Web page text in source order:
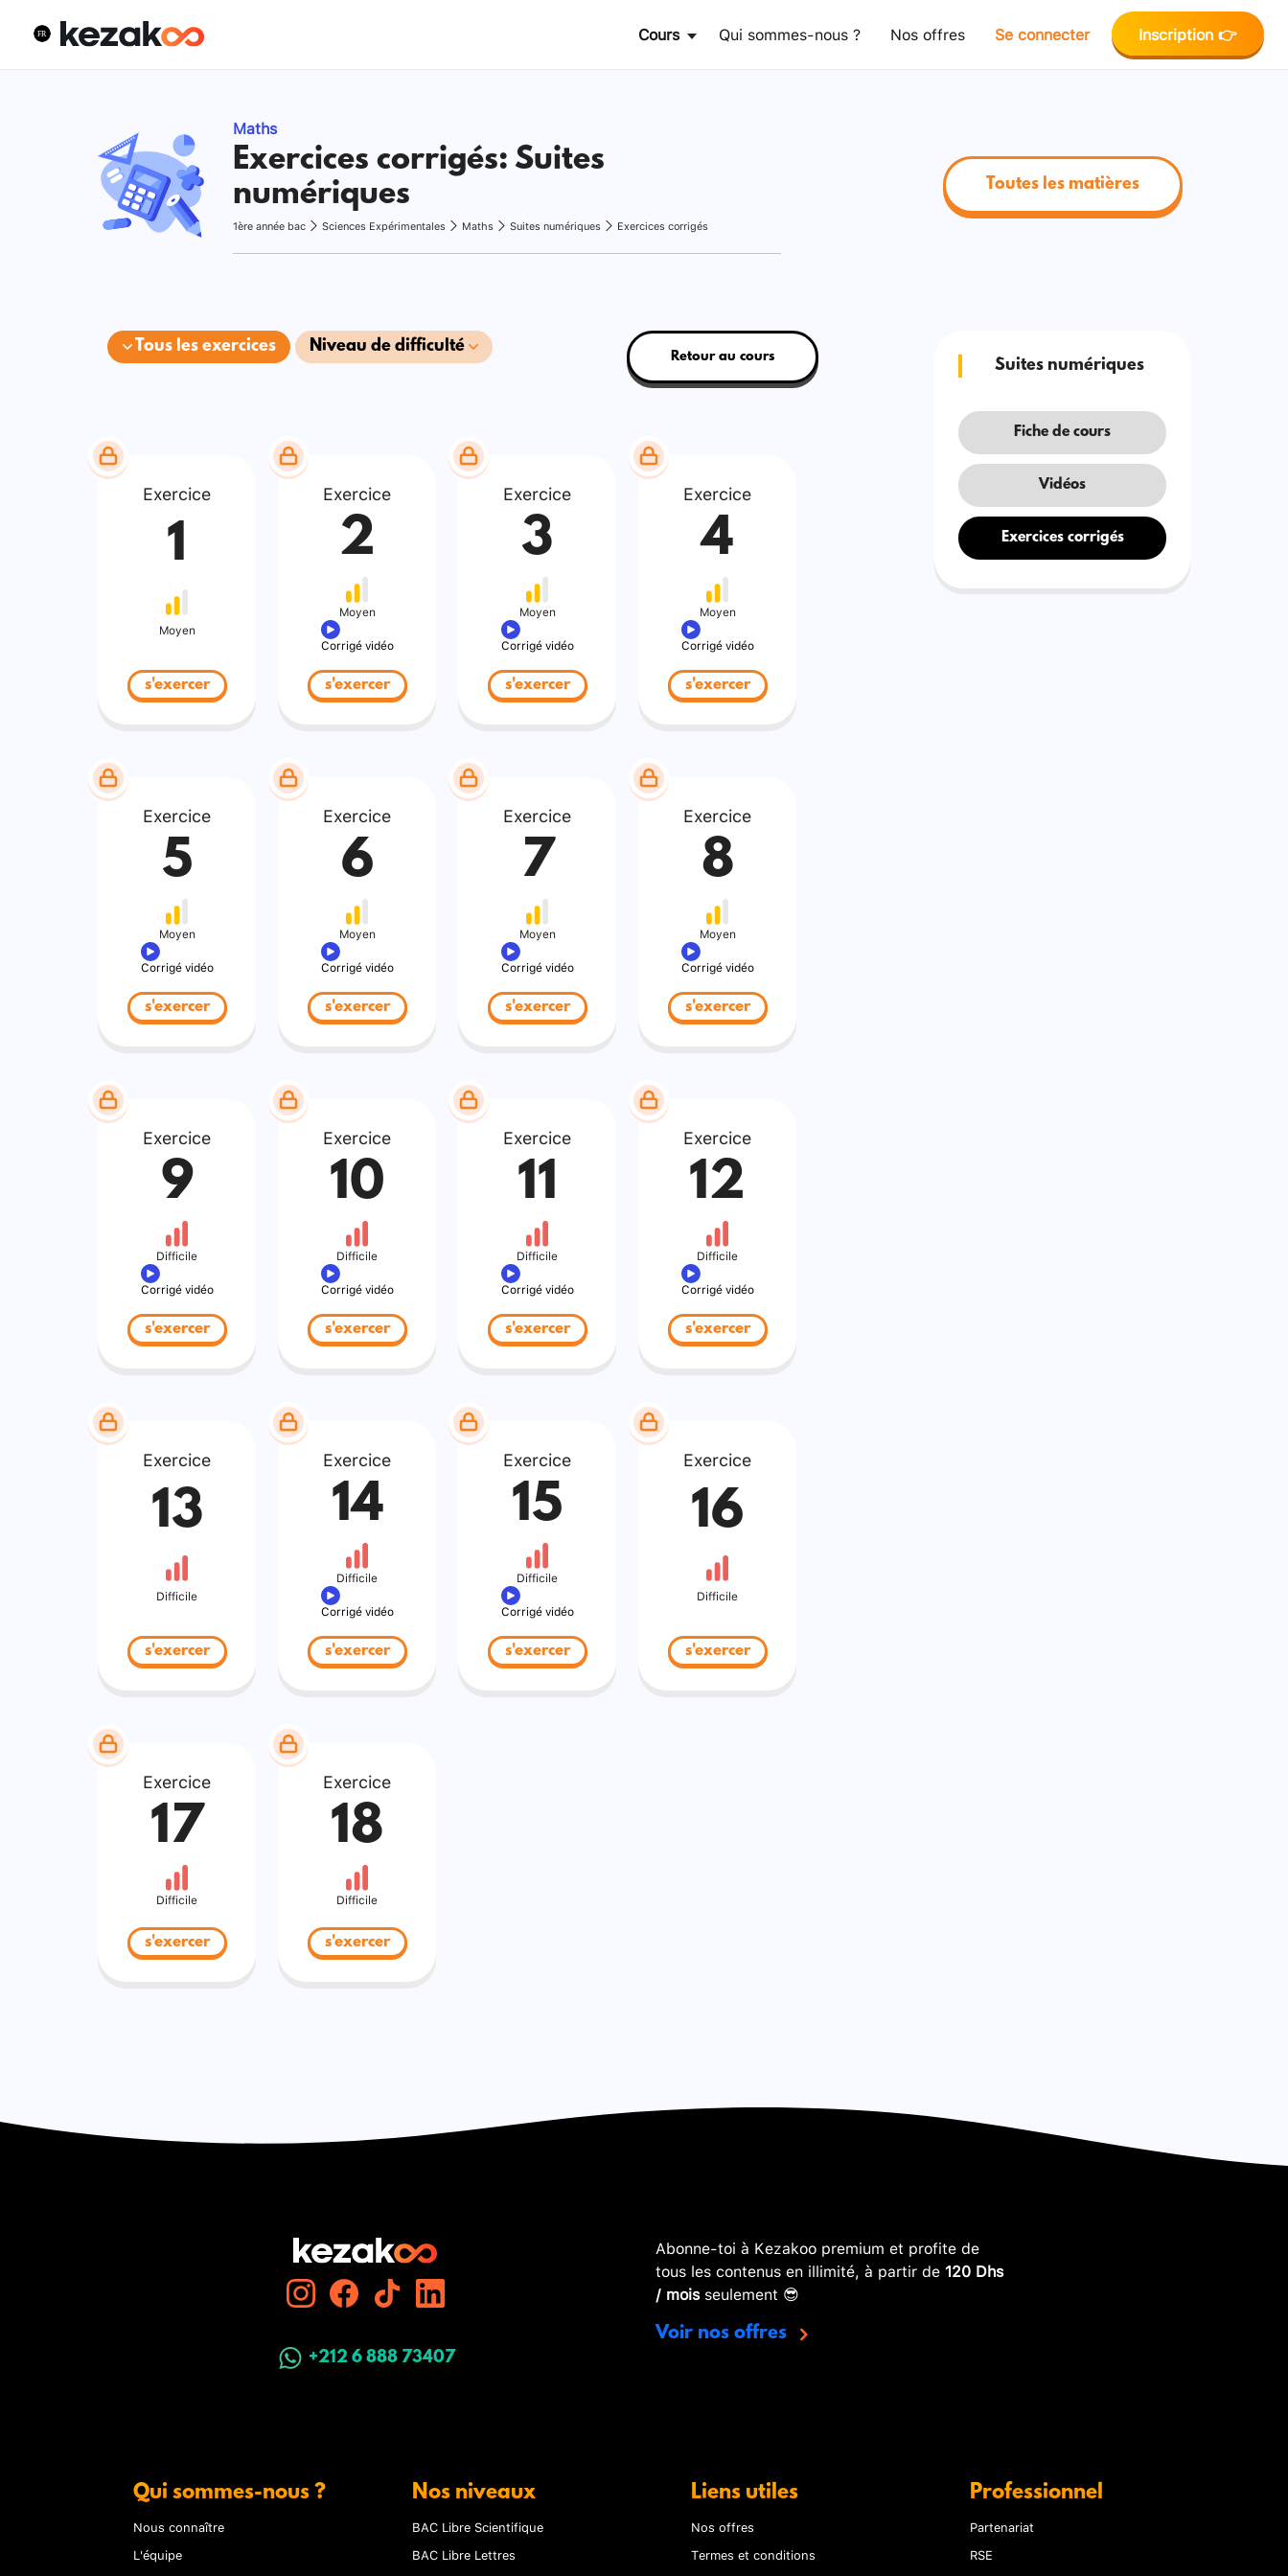
Cours Qui sommes-nous ? Nos offres Se connecter Inscription 👉
Maths
Exercices corrigés: Suites
numériques
1ère année bac Sciences Expérimentales Maths Suites numériques Exercices corrigés
Toutes les matières
Tous les exercices Niveau de difficulté
Retour au cours
Exercice
1
Moyen
s'exercer
Exercice
2
Moyen
Corrigé vidéo
s'exercer
Exercice
3
Moyen
Corrigé vidéo
s'exercer
Exercice
4
Moyen
Corrigé vidéo
s'exercer
Exercice
5
Moyen
Corrigé vidéo
s'exercer
Exercice
6
Moyen
Corrigé vidéo
s'exercer
Exercice
7
Moyen
Corrigé vidéo
s'exercer
Exercice
8
Moyen
Corrigé vidéo
s'exercer
Exercice
9
Difficile
Corrigé vidéo
s'exercer
Exercice
10
Difficile
Corrigé vidéo
s'exercer
Exercice
11
Difficile
Corrigé vidéo
s'exercer
Exercice
12
Difficile
Corrigé vidéo
s'exercer
Exercice
13
Difficile
s'exercer
Exercice
14
Difficile
Corrigé vidéo
s'exercer
Exercice
15
Difficile
Corrigé vidéo
s'exercer
Exercice
16
Difficile
s'exercer
Exercice
17
Difficile
s'exercer
Exercice
18
Difficile
s'exercer
Suites numériques
Fiche de cours
Vidéos
Exercices corrigés
+212 6 888 73407
Abonne-toi à Kezakoo premium et profite de
tous les contenus en illimité, à partir de 120 Dhs
/ moisseulement 😎
Voir nos offres
Qui sommes-nous ?
Nous connaître
L'équipe
Nos niveaux
BAC Libre Scientifique
BAC Libre Lettres
Liens utiles
Nos offres
Termes et conditions
Professionnel
Partenariat
RSE